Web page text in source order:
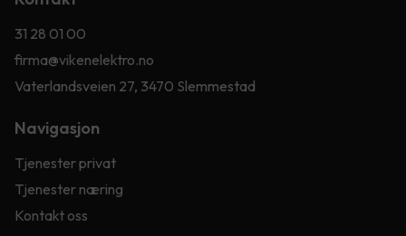
31 28 01 00
firma@vikenelektro.no
Vaterlandsveien 27, 3470 Slemmestad
Navigasjon
Tjenester privat
Tjenester næring
Kontakt oss